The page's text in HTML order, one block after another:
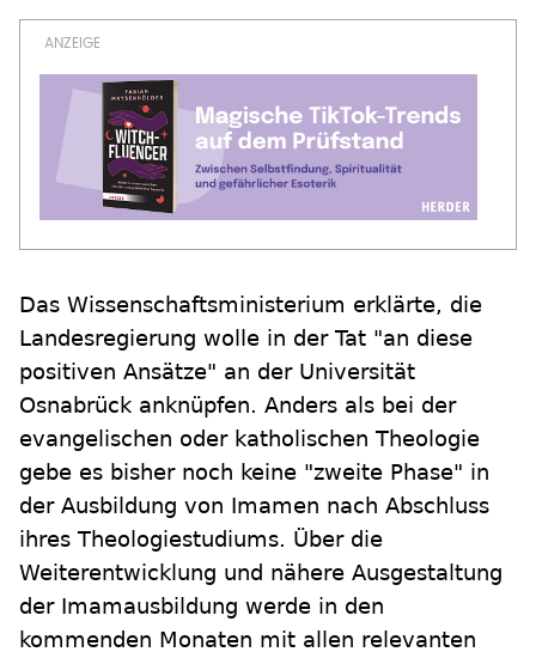
Das Wissenschaftsministerium erklärte, die
Landesregierung wolle in der Tat "an diese
positiven Ansätze" an der Universität
Osnabrück anknüpfen. Anders als bei der
evangelischen oder katholischen Theologie
gebe es bisher noch keine "zweite Phase" in
der Ausbildung von Imamen nach Abschluss
ihres Theologiestudiums. Über die
Weiterentwicklung und nähere Ausgestaltung
der Imamausbildung werde in den
kommenden Monaten mit allen relevanten